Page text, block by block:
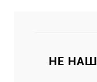
Купить в 1 клик
НЕ